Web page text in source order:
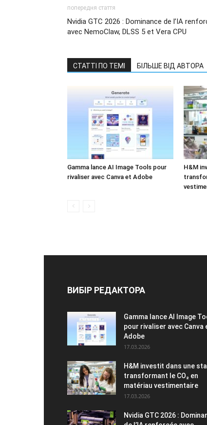
попередня стаття
Nvidia GTC 2026 : Dominance de l’IA
avec NemoClaw, DLSS 5 et Vera CPU
СТАТТІ ПО ТЕМІ БІЛЬШЕ ВІД АВТОРА
Gamma lance AI Image Tools pour
rivaliser avec Canva et Adobe
H&M
ВИБІР РЕДАКТОРА
Gamma lance AI Image
pour rivaliser avec Canva
Adobe
17.03.2026
H&M investit dans une
transformant le CO₂ en
matériau vestimentaire
17.03.2026
Nvidia GTC 2026 :